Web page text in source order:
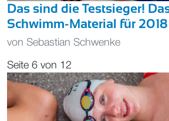
Das sind die Testsieger!
Schwimm-Material für 2018
von Sebastian Schwenke
Seite 6 von 12